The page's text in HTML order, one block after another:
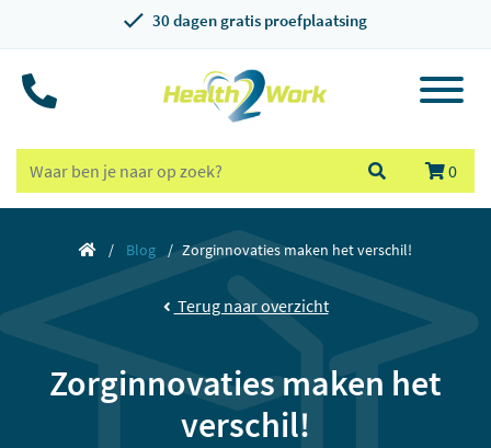
30 dagen gratis proefplaatsing
0
Blog Zorginnovaties maken het verschil!
Terug naar overzicht
Zorginnovaties maken het
verschil!